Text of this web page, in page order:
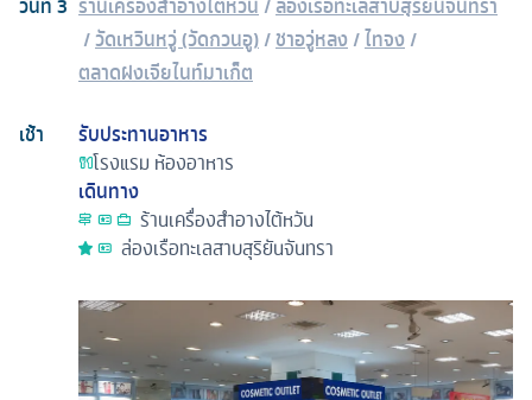
/วัดเหวินหวู่ (วัดกวนอู)/ชาอวู่หลง/ไทจง/
ตลาดฝงเจียไนท์มาเก็ต
เช้า
รับประทานอาหาร
โรงแรม ห้องอาหาร
เดินทาง
ร้านเครื่องสำอางไต้หวัน
ล่องเรือทะเลสาบสุริยันจันทรา